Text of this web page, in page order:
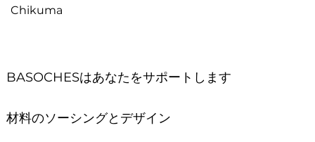
Chikuma
BASOCHESはあなたをサポートします
材料のソーシングとデザイン